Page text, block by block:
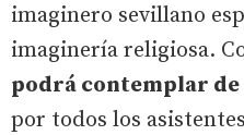
imaginero sevillano
imaginería religiosa.
podrá contemplar de
por todos los